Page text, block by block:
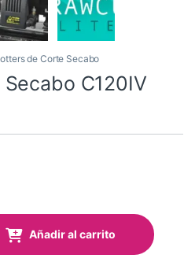
de Corte Secabo
C120IV
con LAPOS² quantity
Añadir al carrito